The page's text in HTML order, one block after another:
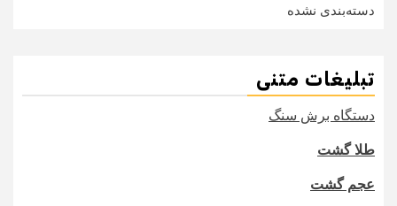
دسته‌بندی نشده
تبلیغات متنی
دستگاه برش سنگ
طلا گشت
عجم گشت